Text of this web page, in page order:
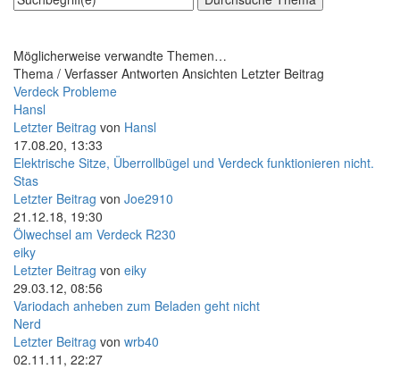
Möglicherweise verwandte Themen…
Thema / Verfasser Antworten Ansichten Letzter Beitrag
Verdeck Probleme
Hansl
Letzter Beitrag von Hansl
17.08.20, 13:33
Elektrische Sitze, Überrollbügel und Verdeck funktionieren nicht.
Stas
Letzter Beitrag von Joe2910
21.12.18, 19:30
Ölwechsel am Verdeck R230
eiky
Letzter Beitrag von eiky
29.03.12, 08:56
Variodach anheben zum Beladen geht nicht
Nerd
Letzter Beitrag von wrb40
02.11.11, 22:27